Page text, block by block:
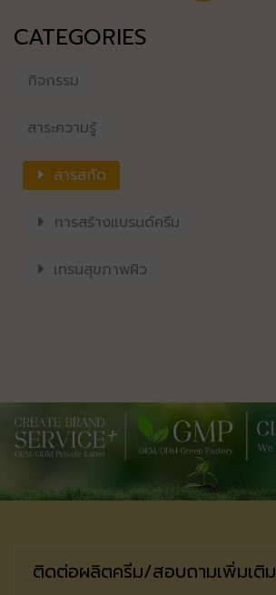
CATEGORIES
กิจกรรม
สาระความรู้
สารสกัด
การสร้างแบรนด์ครีม
เทรนสุขภาพผิว
ติดต่อผลิตครีม/สอบถามเพิ่มเติม